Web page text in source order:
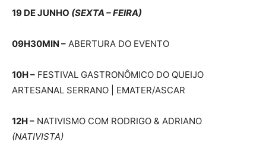
19 DE JUNHO (SEXTA – FEIRA)
09H30MIN – ABERTURA DO EVENTO
10H – FESTIVAL GASTRONÔMICO DO QUEIJO
ARTESANAL SERRANO | EMATER/ASCAR
12H – NATIVISMO COM RODRIGO & ADRIANO
(NATIVISTA)